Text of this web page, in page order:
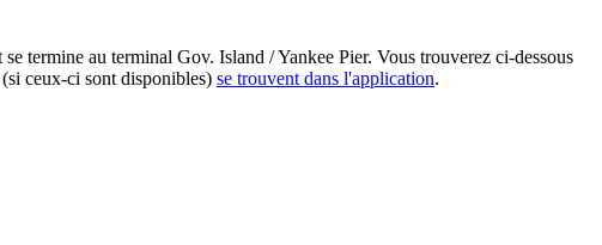
termine au terminal Gov. Island / Yankee Pier. Vous trouverez ci-dessous
ceux-ci sont disponibles) se trouvent dans l'application.